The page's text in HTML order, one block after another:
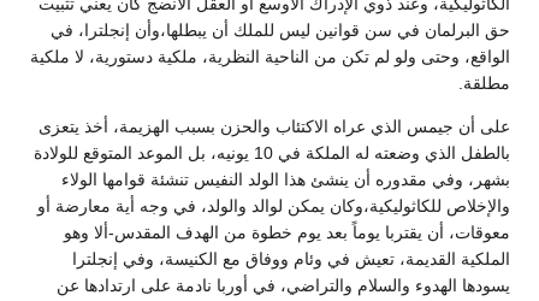
حق البرلمان في سن قوانين ليس للملك أن يبطلها،وأن إنجلترا، في
الواقع، وحتى ولو لم تكن من الناحية النظرية، ملكية دستورية، لا ملكية
مطلقة.
على أن جيمس الذي عراه الاكتئاب والحزن بسبب الهزيمة، أخذ يتعزى
بالطفل الذي وضعته له الملكة في 10 يونيه، بل الموعد المتوقع للولادة
بشهر، وفي مقدوره أن ينشئ هذا الولد النفيس تنشئة قوامها الولاء
والإخلاص للكاثوليكية،وكان يمكن لوالد والولد، في وجه أية معارضة أو
معوقات، أن يقتربا يوماً بعد يوم خطوة من الهدف المقدس-ألا وهو
الملكية القديمة، تعيش في وئام ووفاق مع الكنيسة، وفي إنجلترا
يسودها الهدوء والسلام والتراضي، في أوربا نادمة على ارتدادها عن